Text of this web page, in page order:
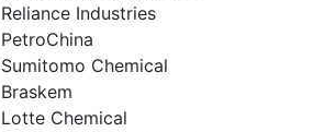
Reliance Industries
PetroChina
Sumitomo Chemical
Braskem
Lotte Chemical